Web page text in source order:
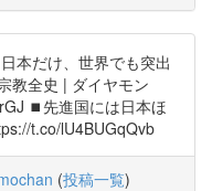
本だけ、世界でも突出
教全史 | ダイヤモン
⏹️先進国には日本ほ
t.co/lU4BUGqQvb
(投稿一覧)